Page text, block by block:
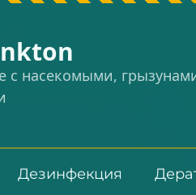
с насекомыми,
Дезинфекция